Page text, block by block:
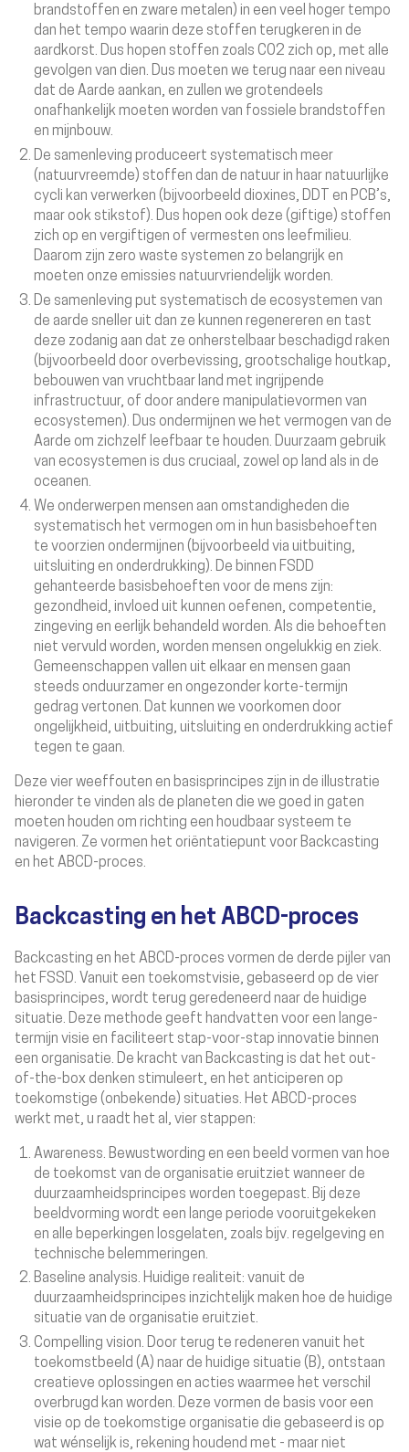
brandstoffen en zware metalen) in een veel hoger tempo
dan het tempo waarin deze stoffen terugkeren in de
aardkorst. Dus hopen stoffen zoals CO2 zich op, met alle
gevolgen van dien. Dus moeten we terug naar een niveau
dat de Aarde aankan, en zullen we grotendeels
onafhankelijk moeten worden van fossiele brandstoffen
en mijnbouw.
De samenleving produceert systematisch meer
(natuurvreemde) stoffen dan de natuur in haar natuurlijke
cycli kan verwerken (bijvoorbeeld dioxines, DDT en PCB’s,
maar ook stikstof). Dus hopen ook deze (giftige) stoffen
zich op en vergiftigen of vermesten ons leefmilieu.
Daarom zijn zero waste systemen zo belangrijk en
moeten onze emissies natuurvriendelijk worden.
De samenleving put systematisch de ecosystemen van
de aarde sneller uit dan ze kunnen regenereren en tast
deze zodanig aan dat ze onherstelbaar beschadigd raken
(bijvoorbeeld door overbevissing, grootschalige houtkap,
bebouwen van vruchtbaar land met ingrijpende
infrastructuur, of door andere manipulatievormen van
ecosystemen). Dus ondermijnen we het vermogen van de
Aarde om zichzelf leefbaar te houden. Duurzaam gebruik
van ecosystemen is dus cruciaal, zowel op land als in de
oceanen.
We onderwerpen mensen aan omstandigheden die
systematisch het vermogen om in hun basisbehoeften
te voorzien ondermijnen (bijvoorbeeld via uitbuiting,
uitsluiting en onderdrukking). De binnen FSDD
gehanteerde basisbehoeften voor de mens zijn:
gezondheid, invloed uit kunnen oefenen, competentie,
zingeving en eerlijk behandeld worden. Als die behoeften
niet vervuld worden, worden mensen ongelukkig en ziek.
Gemeenschappen vallen uit elkaar en mensen gaan
steeds onduurzamer en ongezonder korte-termijn
gedrag vertonen. Dat kunnen we voorkomen door
ongelijkheid, uitbuiting, uitsluiting en onderdrukking actief
tegen te gaan.
Deze vier weeffouten en basisprincipes zijn in de illustratie
hieronder te vinden als de planeten die we goed in gaten
moeten houden om richting een houdbaar systeem te
navigeren. Ze vormen het oriëntatiepunt voor Backcasting
en het ABCD-proces.
Backcasting en het ABCD-proces
Backcasting en het ABCD-proces vormen de derde pijler van
het FSSD. Vanuit een toekomstvisie, gebaseerd op de vier
basisprincipes, wordt terug geredeneerd naar de huidige
situatie. Deze methode geeft handvatten voor een lange-
termijn visie en faciliteert stap-voor-stap innovatie binnen
een organisatie. De kracht van Backcasting is dat het out-
of-the-box denken stimuleert, en het anticiperen op
toekomstige (onbekende) situaties. Het ABCD-proces
werkt met, u raadt het al, vier stappen:
Awareness. Bewustwording en een beeld vormen van hoe
de toekomst van de organisatie eruitziet wanneer de
duurzaamheidsprincipes worden toegepast. Bij deze
beeldvorming wordt een lange periode vooruitgekeken
en alle beperkingen losgelaten, zoals bijv. regelgeving en
technische belemmeringen.
Baseline analysis. Huidige realiteit: vanuit de
duurzaamheidsprincipes inzichtelijk maken hoe de huidige
situatie van de organisatie eruitziet.
Compelling vision. Door terug te redeneren vanuit het
toekomstbeeld (A) naar de huidige situatie (B), ontstaan
creatieve oplossingen en acties waarmee het verschil
overbrugd kan worden. Deze vormen de basis voor een
visie op de toekomstige organisatie die gebaseerd is op
wat wénselijk is, rekening houdend met - maar niet